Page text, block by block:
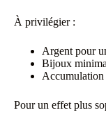
À privilégier :
Argent pour
Bijoux
Pour un effet plus